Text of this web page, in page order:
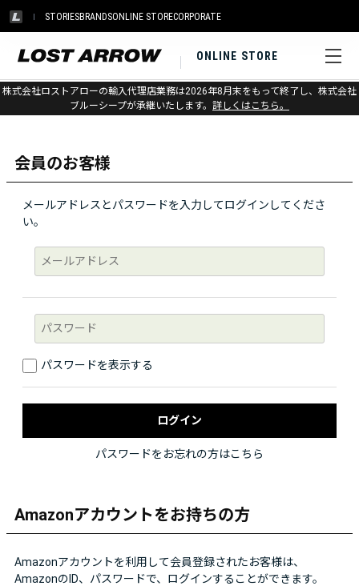
STORIESBRANDSONLINE STORECORPORATE
ONLINE STORE
株式会社ロストアローの輸入代理店業務は2026年8月末をもって終了し、株式会社
ブルーシープが承継いたします。 詳しくはこちら。
ログイン
会員のお客様
メールアドレスとパスワードを入力してログインしてくださ
い。
パスワードを表示する
パスワードをお忘れの方はこちら
Amazonアカウントをお持ちの方
Amazonアカウントを利用して会員登録されたお客様は、
AmazonのID、パスワードで、ログインすることができます。